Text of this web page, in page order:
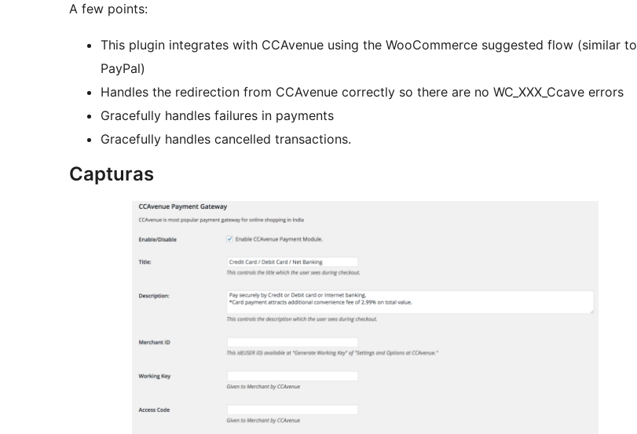
A few points:
This plugin integrates with CCAvenue using the WooCommerce suggested flow (similar to
PayPal)
Handles the redirection from CCAvenue correctly so there are no WC_XXX_Ccave errors
Gracefully handles failures in payments
Gracefully handles cancelled transactions.
Capturas